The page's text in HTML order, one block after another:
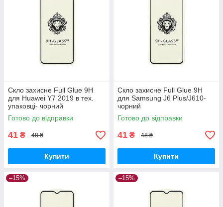
Скло захисне Full Glue 9H
для Huawei Y7 2019 в тех.
упаковці- чорний
Готово до відправки
41 ₴ 48 ₴
Купити
Скло захисне Full Glue 9H
для Samsung J6 Plus/J610-
чорний
Готово до відправки
41 ₴ 48 ₴
Купити
–15% –15%